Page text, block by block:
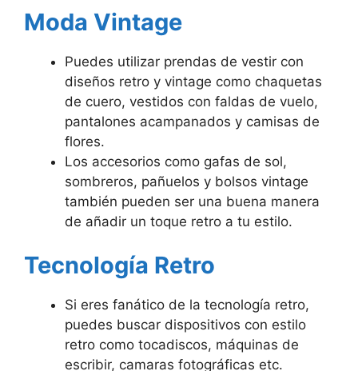
Moda Vintage
Puedes utilizar prendas de vestir con
diseños retro y vintage como chaquetas
de cuero, vestidos con faldas de vuelo,
pantalones acampanados y camisas de
flores.
Los accesorios como gafas de sol,
sombreros, pañuelos y bolsos vintage
también pueden ser una buena manera
de añadir un toque retro a tu estilo.
Tecnología Retro
Si eres fanático de la tecnología retro,
puedes buscar dispositivos con estilo
retro como tocadiscos, máquinas de
escribir, camaras fotográficas etc.